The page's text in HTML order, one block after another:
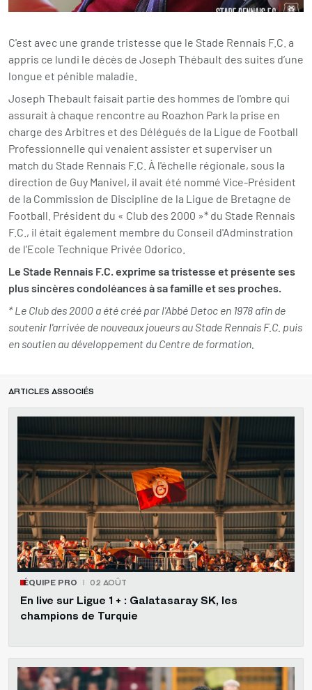
C'est avec une grande tristesse que le Stade Rennais F.C. a
appris ce lundi le décès de Joseph Thébault des suites d’une
longue et pénible maladie.
Joseph Thebault faisait partie des hommes de l'ombre qui
assurait à chaque rencontre au Roazhon Park la prise en
charge des Arbitres et des Délégués de la Ligue de Football
Professionnelle qui venaient assister et superviser un
match du Stade Rennais F.C. À l'échelle régionale, sous la
direction de Guy Manivel, il avait été nommé Vice-Président
de la Commission de Discipline de la Ligue de Bretagne de
Football. Président du « Club des 2000 »* du Stade Rennais
F.C., il était également membre du Conseil d'Adminstration
de l'Ecole Technique Privée Odorico.
Le Stade Rennais F.C. exprime sa tristesse et présente ses
plus sincères condoléances à sa famille et ses proches.
* Le Club des 2000 a été créé par l'Abbé Detoc en 1978 afin de
soutenir l'arrivée de nouveaux joueurs au Stade Rennais F.C. puis
en soutien au développement du Centre de formation.
ARTICLES ASSOCIÉS
ÉQUIPE PRO 02 AOÛT
En live sur Ligue 1 + : Galatasaray SK, les
champions de Turquie